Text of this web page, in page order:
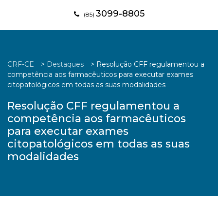
(85) 3099-8805
CRF-CE > Destaques > Resolução CFF regulamentou a
competência aos farmacêuticos para executar exames
citopatológicos em todas as suas modalidades
Resolução CFF regulamentou a
competência aos farmacêuticos
para executar exames
citopatológicos em todas as suas
modalidades